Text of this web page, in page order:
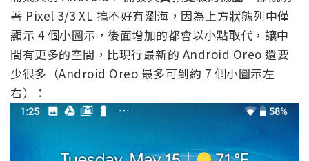
著 Pixel 3/3 XL 搞不好有瀏海，因為上方狀態列中僅
顯示 4 個小圖示，後面增加的都會以小點取代，讓中
間有更多的空間，比現行最新的 Android Oreo 還要
少很多（Android Oreo 最多可到約 7 個小圖示左
右）：